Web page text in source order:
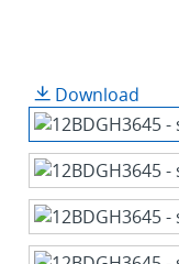
Download